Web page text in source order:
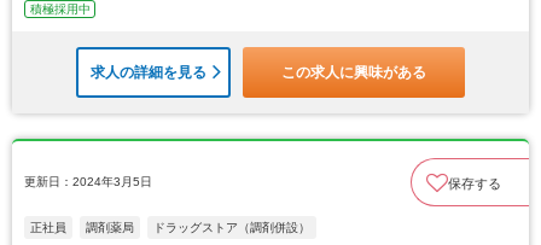
積極採用中
求人の詳細を見る この求人に興味がある
更新日：2024年3月5日 保存する
正社員 調剤薬局 ドラッグストア（調剤併設）